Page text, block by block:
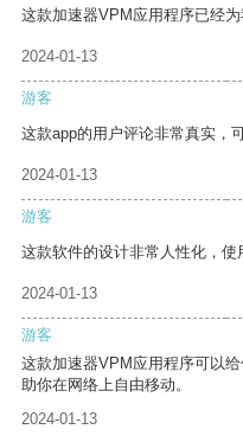
这款加速器VPM应用程序已经
2024-01-13
游客
这款app的用户评论非常真实，
2024-01-13
游客
这款软件的设计非常人性化，使
2024-01-13
游客
这款加速器VPM应用程序可以
助你在网络上自由移动。
2024-01-13